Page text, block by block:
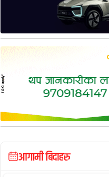
आगामी बिदाहरु